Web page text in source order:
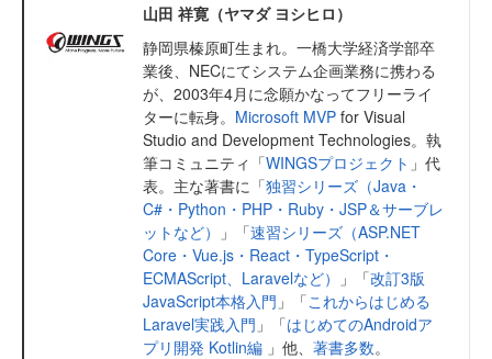
山田 祥寛（ヤマダ ヨシヒロ）
静岡県榛原町生まれ。一橋大学経済学部卒
業後、NECにてシステム企画業務に携わる
が、2003年4月に念願かなってフリーライ
ターに転身。 Microsoft MVP for Visual
Studio and Development Technologies。執
筆コミュニティ「WINGSプロジェクト 」代
表。主な著書に「独習シリーズ（Java・
C#・Python・PHP・Ruby・JSP＆サーブレ
ットなど）
」「速習シリーズ（ASP.NET
Core・Vue.js・React・TypeScript・
ECMAScript、Laravelなど）
」「改訂3版
JavaScript本格入門 」「これからはじめる
Laravel実践入門 」「はじめてのAndroidア
プリ開発 Kotlin編 」他、 著書多数。